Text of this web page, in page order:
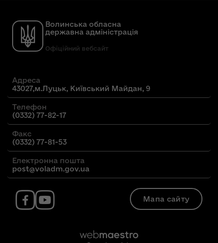
Волинська обласна
державна адміністрація
Офіційний вебсайт
Адреса
43027,м.Луцьк, Київський Майдан, 9
Телефон
(0332) 77-82-17
Факс
(0332) 77-81-53
Електронна пошта
post@voladm.gov.ua
Мапа сайту